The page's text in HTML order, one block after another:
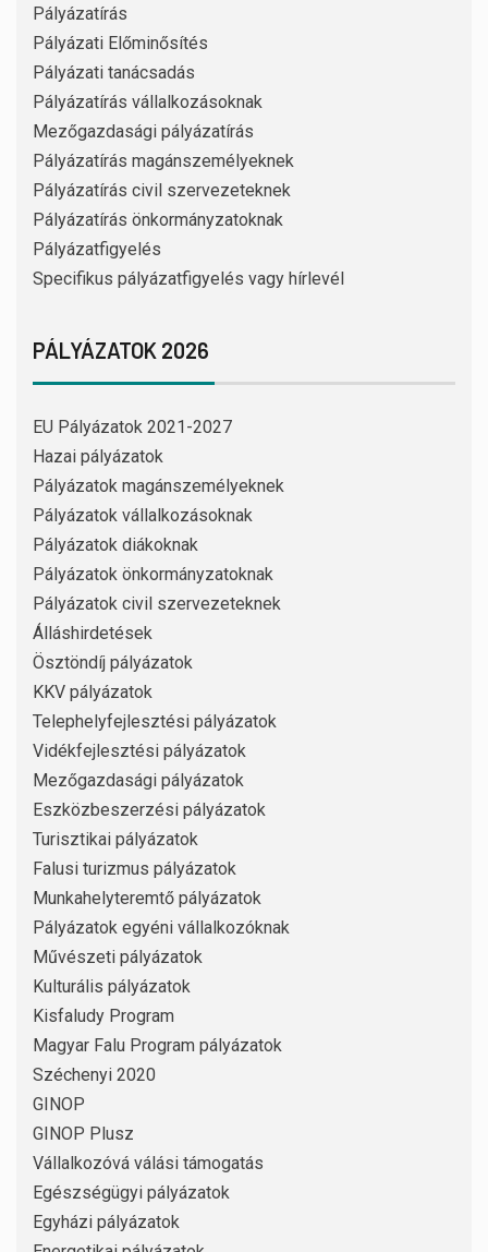
Pályázatírás
Pályázati Előminősítés
Pályázati tanácsadás
Pályázatírás vállalkozásoknak
Mezőgazdasági pályázatírás
Pályázatírás magánszemélyeknek
Pályázatírás civil szervezeteknek
Pályázatírás önkormányzatoknak
Pályázatfigyelés
Specifikus pályázatfigyelés vagy hírlevél
PÁLYÁZATOK 2026
EU Pályázatok 2021-2027
Hazai pályázatok
Pályázatok magánszemélyeknek
Pályázatok vállalkozásoknak
Pályázatok diákoknak
Pályázatok önkormányzatoknak
Pályázatok civil szervezeteknek
Álláshirdetések
Ösztöndíj pályázatok
KKV pályázatok
Telephelyfejlesztési pályázatok
Vidékfejlesztési pályázatok
Mezőgazdasági pályázatok
Eszközbeszerzési pályázatok
Turisztikai pályázatok
Falusi turizmus pályázatok
Munkahelyteremtő pályázatok
Pályázatok egyéni vállalkozóknak
Művészeti pályázatok
Kulturális pályázatok
Kisfaludy Program
Magyar Falu Program pályázatok
Széchenyi 2020
GINOP
GINOP Plusz
Vállalkozóvá válási támogatás
Egészségügyi pályázatok
Egyházi pályázatok